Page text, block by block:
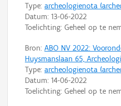
Type: archeologienota
Datum: 13-06-2022
Toelichting: Geheel op te
Bron: ABO NV 2022:
Huysmanslaan 65,
Type: archeologienota
Datum: 14-06-2022
Toelichting: Geheel op te